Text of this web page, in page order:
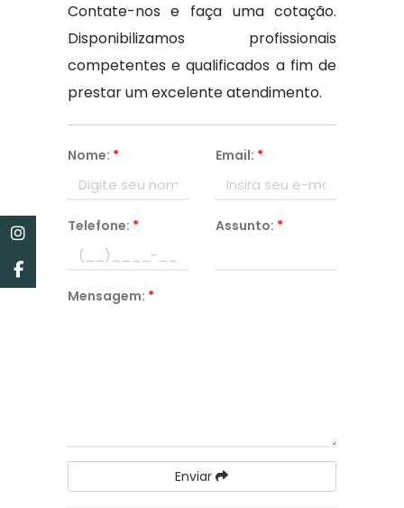
Contate-nos e faça uma cotação.
Disponibilizamos profissionais
competentes e qualificados a fim de
prestar um excelente atendimento.
Nome: * Email: *
Telefone: * Assunto: *
Mensagem: *
Enviar